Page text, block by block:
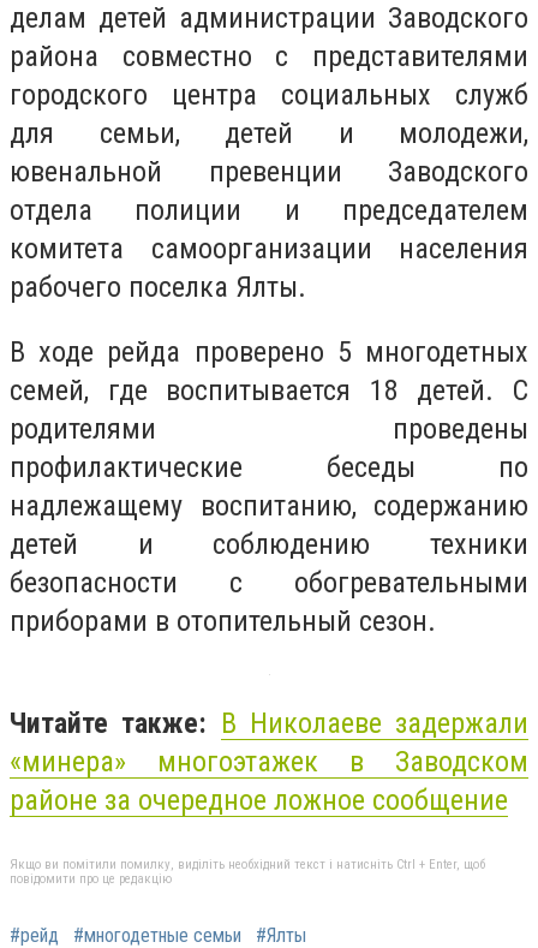
делам детей администрации Заводского
района совместно с представителями
городского центра социальных служб
для семьи, детей и молодежи,
ювенальной превенции Заводского
отдела полиции и председателем
комитета самоорганизации населения
рабочего поселка Ялты.
В ходе рейда проверено 5 многодетных
семей, где воспитывается 18 детей. С
родителями проведены
профилактические беседы по
надлежащему воспитанию, содержанию
детей и соблюдению техники
безопасности с обогревательными
приборами в отопительный сезон.
Читайте также: В Николаеве задержали
«минера» многоэтажек в Заводском
районе за очередное ложное сообщение
Якщо ви помітили помилку, виділіть необхідний текст і натисніть Ctrl + Enter, щоб
повідомити про це редакцію
#рейд #многодетные семьи #Ялты